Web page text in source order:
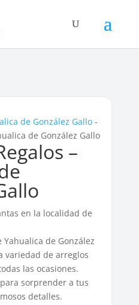
de González Gallo-
de González Gallo
–
en la localidad de
Yahualica de González
variedad de arreglos
las ocasiones.
sorprender a tus
detalles.